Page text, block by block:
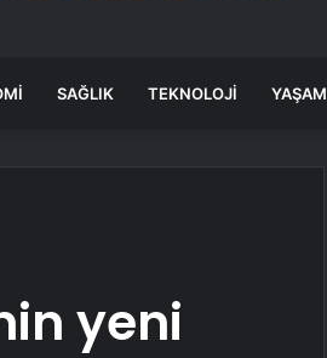
SAĞLIK TEKNOLOJI YAŞAM
yeni